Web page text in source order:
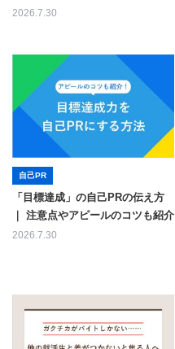
2026.7.30
自己PR
「目標達成」の自己PRの伝え方
｜ 注意点やアピールのコツも紹介
2026.7.30